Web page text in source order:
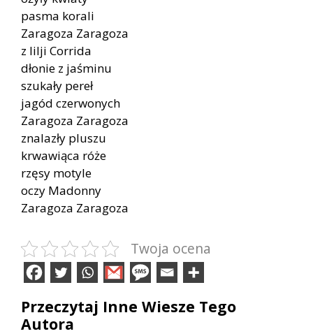
pasma korali
Zaragoza Zaragoza
z lilji Corrida
dłonie z jaśminu
szukały pereł
jagód czerwonych
Zaragoza Zaragoza
znalazły pluszu
krwawiąca róże
rzęsy motyle
oczy Madonny
Zaragoza Zaragoza
Twoja ocena
Przeczytaj Inne Wiesze Tego
Autora